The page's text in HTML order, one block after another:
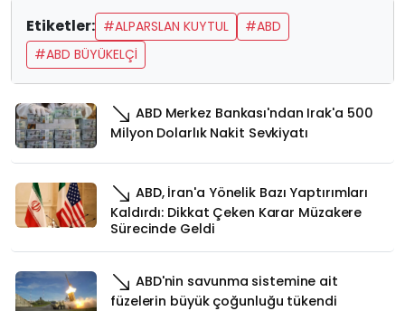
Etiketler: #ALPARSLAN KUYTUL
#ABD
#ABD BÜYÜKELÇİ
ABD Merkez Bankası'ndan Irak'a 500
Milyon Dolarlık Nakit Sevkiyatı
ABD, İran'a Yönelik Bazı Yaptırımları
Kaldırdı: Dikkat Çeken Karar Müzakere
Sürecinde Geldi
ABD'nin savunma sistemine ait
füzelerin büyük çoğunluğu tükendi